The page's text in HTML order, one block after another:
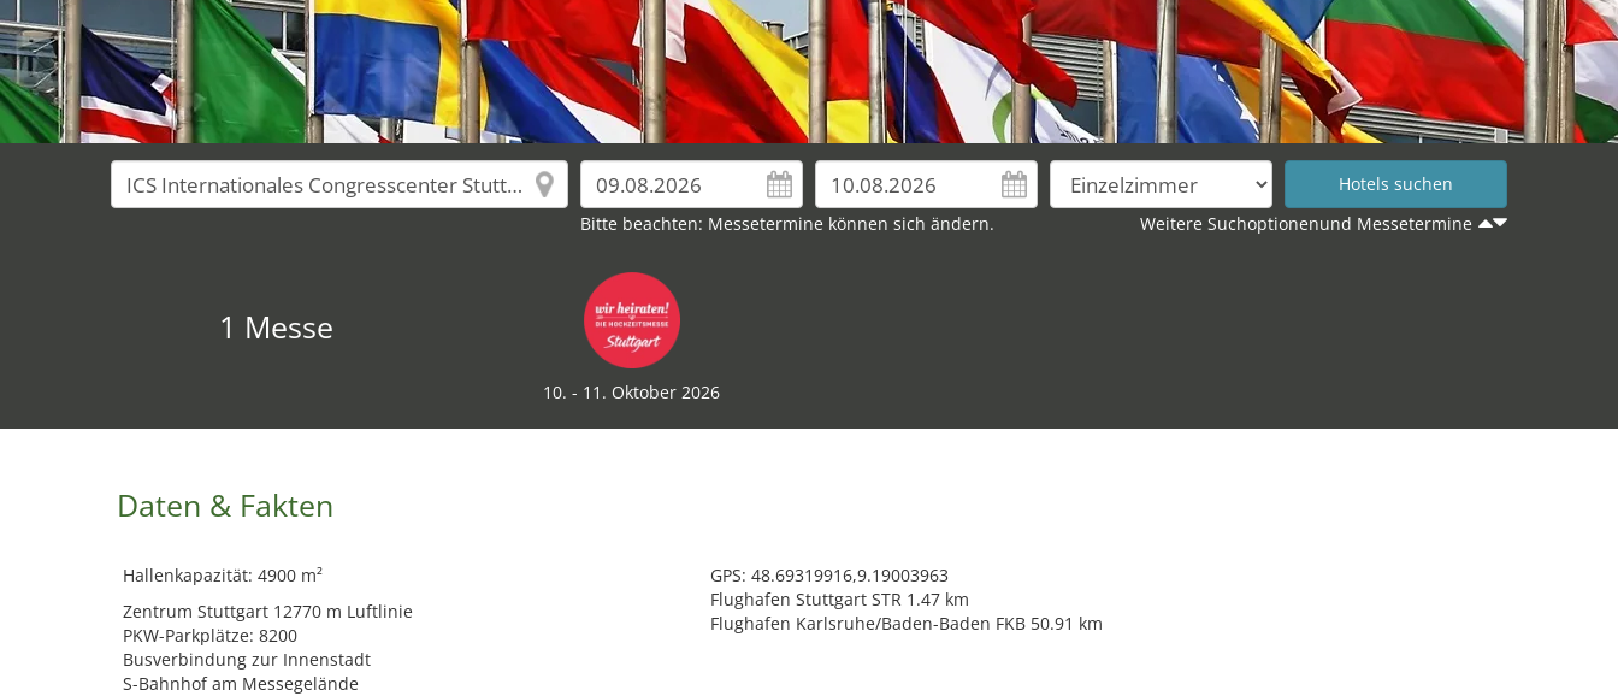
Bitte beachten: Messetermine können sich ändern. Weitere Suchoptionenund Messetermine
1 Messe
10. - 11. Oktober 2026
Daten & Fakten
Hallenkapazität: 4900 m²
Zentrum Stuttgart 12770 m Luftlinie
PKW-Parkplätze: 8200
Busverbindung zur Innenstadt
S-Bahnhof am Messegelände
GPS: 48.69319916,9.19003963
Flughafen Stuttgart STR 1.47 km
Flughafen Karlsruhe/Baden-Baden FKB 50.91 km